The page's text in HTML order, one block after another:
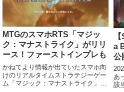
MTGのスマホRTS「マジッ
ク：マナストライク」がリリ
ース！ファーストインプレも
かねてより情報が出ていたスマホ向
けのリアルタイムストラテジーゲー
ム「マジック：マナストライク」が
a
公
あ
該